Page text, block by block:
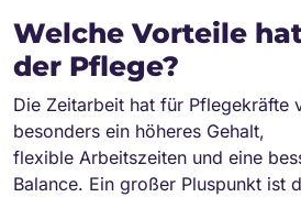
Welche Vorteile
der Pflege?
Die Zeitarbeit hat für Pflegekräfte
besonders ein höheres Gehalt,
flexible Arbeitszeiten und eine
Balance. Ein großer Pluspunkt ist